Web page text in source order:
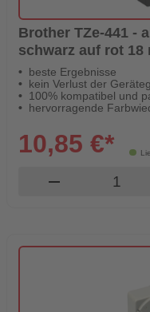
Brother TZe-441 -
schwarz auf rot 18
beste Ergebnisse
kein Verlust der
100% kompatibel und
hervorragende
10,85 €*
remove